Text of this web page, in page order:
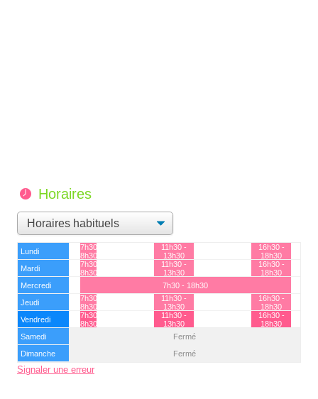
Horaires
Lundi
7h30 -
8h30
11h30 -
13h30
16h30 -
18h30
Mardi
7h30 -
8h30
11h30 -
13h30
16h30 -
18h30
Mercredi
7h30 - 18h30
Jeudi
7h30 -
8h30
11h30 -
13h30
16h30 -
18h30
Vendredi
7h30 -
8h30
11h30 -
13h30
16h30 -
18h30
Samedi
Fermé
Dimanche
Fermé
Signaler une erreur